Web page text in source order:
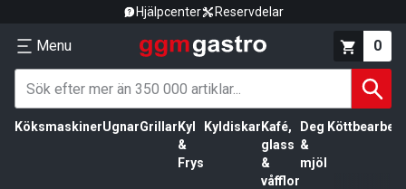
Hjälpcenter Reservdelar
Menu 0
KöksmaskinerUgnarGrillar Kyl
&
Frys
Kyldiskar Kafé,
glass
&
våfflor
Deg
&
mjöl